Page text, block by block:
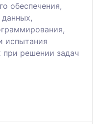
обеспечения,
испытания
решении задач